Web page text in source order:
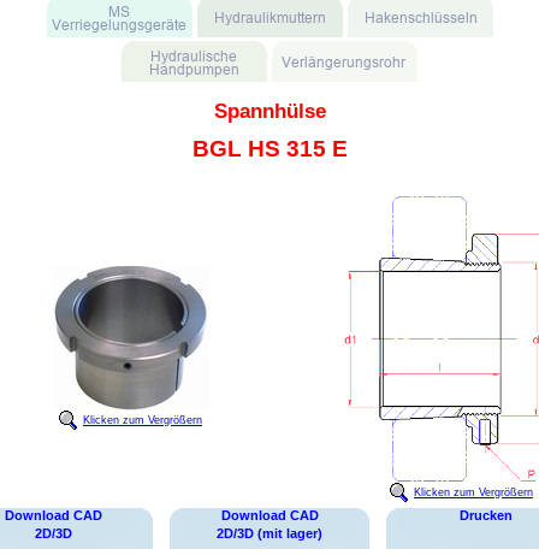
Spannhülse
BGL HS 315 E
Klicken zum Vergrößern
Klicken zum Vergrößern
Download CAD
2D/3D
Download CAD
2D/3D (mit lager)
Drucken